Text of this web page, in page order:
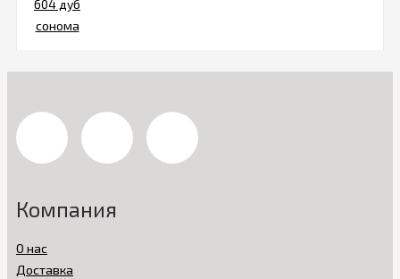
Компания
О нас
Доставка